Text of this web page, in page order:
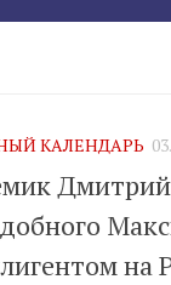
КАЛЕНДАРЬ
Дмитрий
на